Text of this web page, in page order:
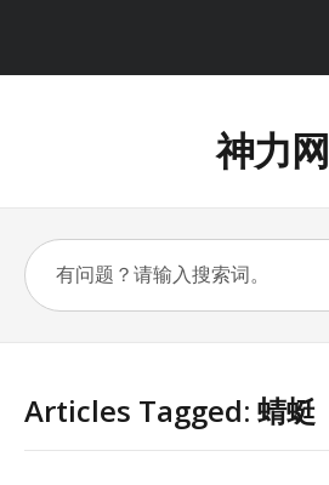
神力网
Articles Tagged: 蜻蜓